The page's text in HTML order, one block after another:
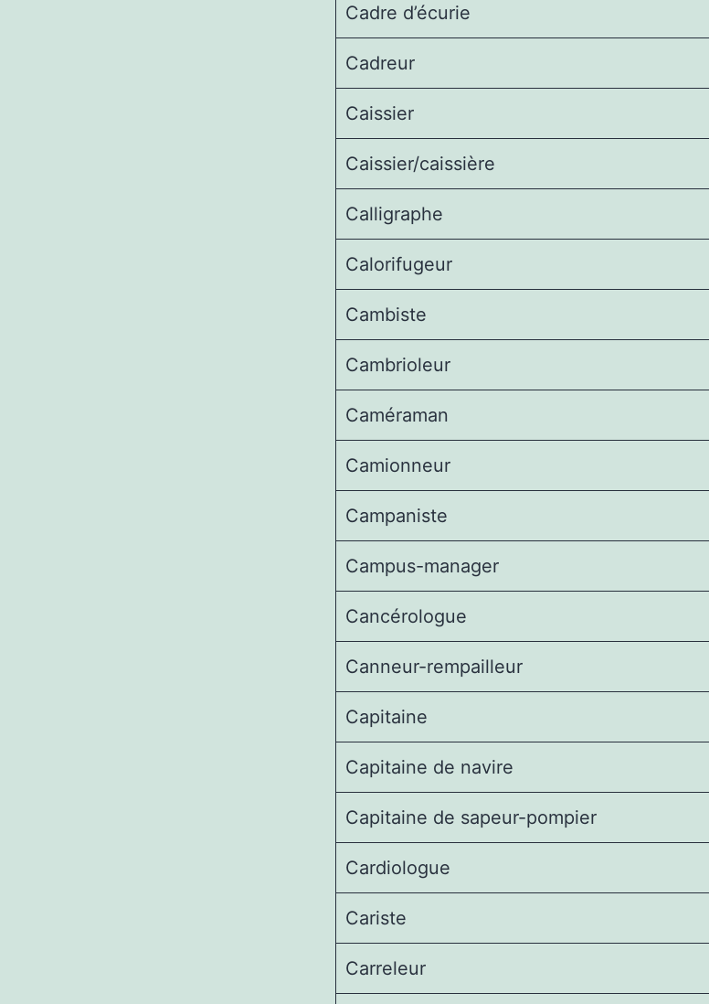
Cadre d’écurie
Cadreur
Caissier
Caissier/caissière
Calligraphe
Calorifugeur
Cambiste
Cambrioleur
Caméraman
Camionneur
Campaniste
Campus-manager
Cancérologue
Canneur-rempailleur
Capitaine
Capitaine de navire
Capitaine de sapeur-pompier
Cardiologue
Cariste
Carreleur